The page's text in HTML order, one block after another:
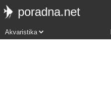
poradna.net